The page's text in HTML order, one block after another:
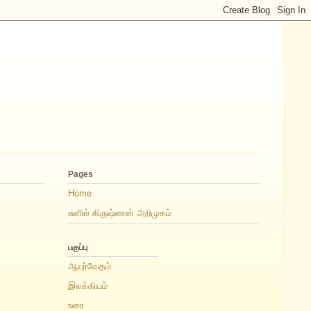
Pages
Home
சுனில் கிருஷ்ணன் அறிமுகம்
பகுப்பு
ஆயுர்வேதம்
இலக்கியம்
உரை